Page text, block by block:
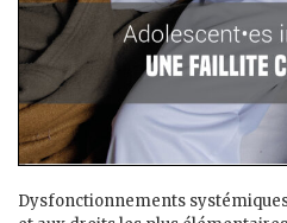
Dysfonctionnements